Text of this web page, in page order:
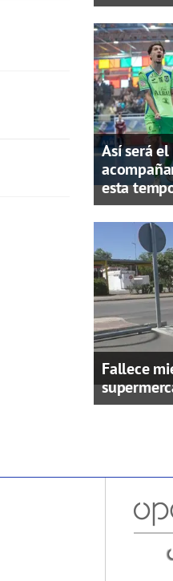
Así será
esta
Fallece